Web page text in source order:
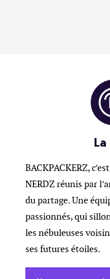
BACKPACKERZ,
NERDZ réunis par
du partage. Une
passionnés, qui
les nébuleuses
ses futures étoiles.